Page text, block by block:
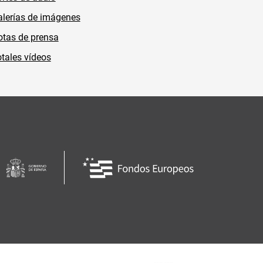
de imágenes
de prensa
vídeos